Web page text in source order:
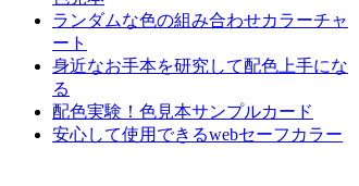
ランダムな色の組み合わせカラーチャ
ート
身近なお手本を研究して配色上手にな
る
配色実験！色見本サンプルカード
安心して使用できるwebセーフカラー